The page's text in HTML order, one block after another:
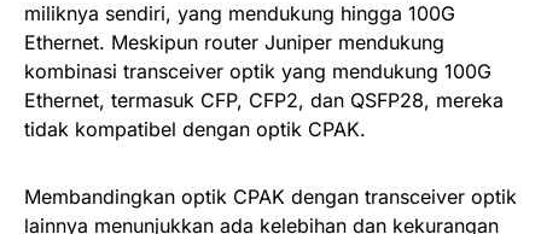
miliknya sendiri, yang mendukung hingga 100G
Ethernet. Meskipun router Juniper mendukung
kombinasi transceiver optik yang mendukung 100G
Ethernet, termasuk CFP, CFP2, dan QSFP28, mereka
tidak kompatibel dengan optik CPAK.
Membandingkan optik CPAK dengan transceiver optik
lainnya menunjukkan ada kelebihan dan kekurangan